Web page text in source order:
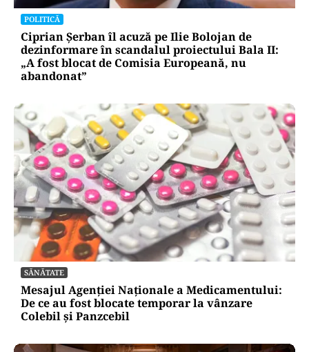
POLITICĂ
Ciprian Șerban îl acuză pe Ilie Bolojan de
dezinformare în scandalul proiectului Bala II:
„A fost blocat de Comisia Europeană, nu
abandonat”
SĂNĂTATE
Mesajul Agenției Naționale a Medicamentului:
De ce au fost blocate temporar la vânzare
Colebil și Panzcebil